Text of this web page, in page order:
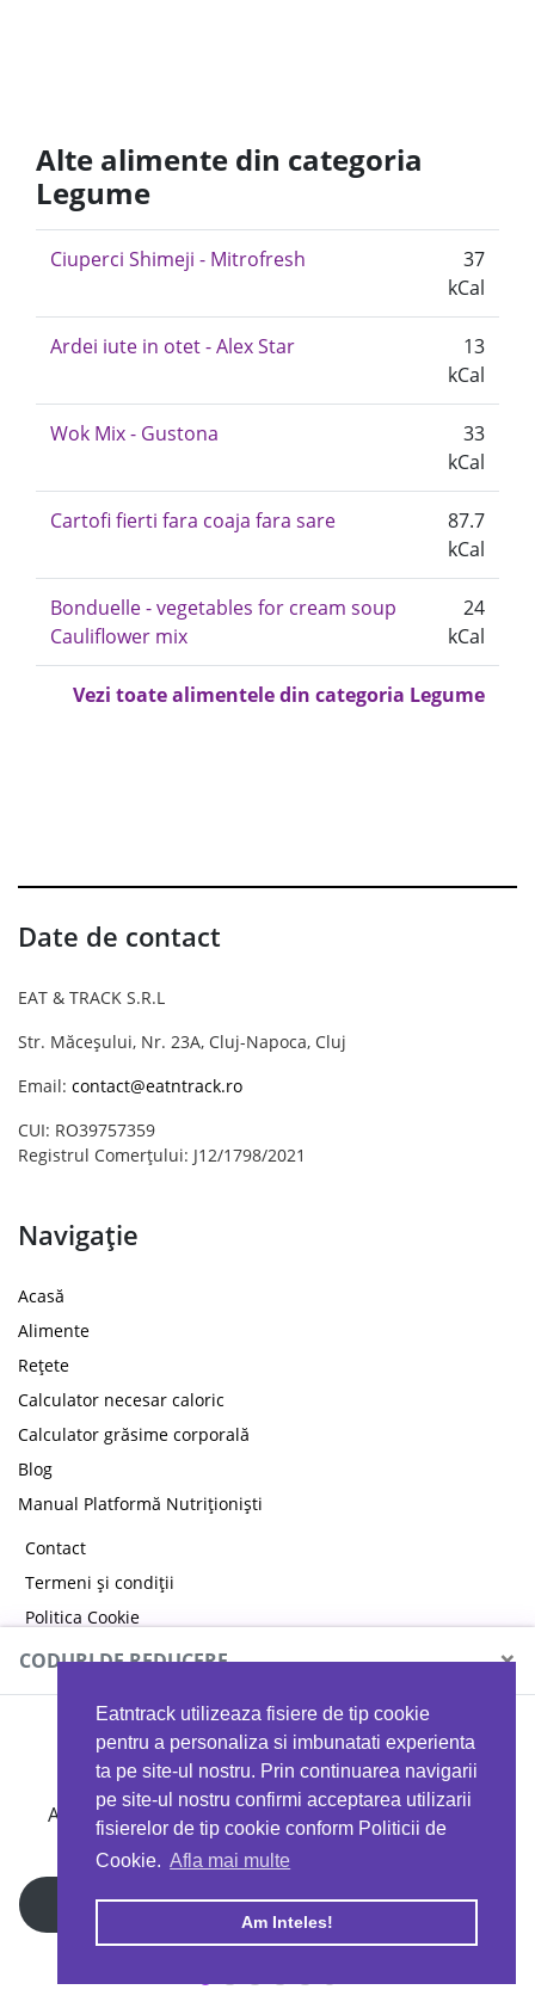
Eatntrack utilizeaza fisiere de tip cookie
pentru a personaliza si imbunatati experienta
ta pe site-ul nostru. Prin continuarea navigarii
pe site-ul nostru confirmi acceptarea utilizarii
fisierelor de tip cookie conform Politicii de
Cookie. Afla mai multe
Am Inteles!
Alte alimente din categoria
Legume
Ciuperci Shimeji - Mitrofresh
37
kCal
Ardei iute in otet - Alex Star
13
kCal
Wok Mix - Gustona
33
kCal
Cartofi fierti fara coaja fara sare
87.7
kCal
Bonduelle - vegetables for cream soup
Cauliflower mix
24
kCal
Vezi toate alimentele din categoria Legume
Date de contact
EAT & TRACK S.R.L
Str. Măceșului, Nr. 23A, Cluj-Napoca, Cluj
Email: contact@eatntrack.ro
CUI: RO39757359
Registrul Comerțului: J12/1798/2021
Navigație
Acasă
Alimente
Rețete
Calculator necesar caloric
Calculator grăsime corporală
Blog
Manual Platformă Nutriționiști
Contact
Termeni și condiții
Politica Cookie
Politica de confidențialitate
Copyright © 2026 EAT & TRACK S.R.L
CODURI DE REDUCERE ×
MYPROTEIN
Ai 40%reducere la orice comandă folosind codul
EATTRACK
Profită acum